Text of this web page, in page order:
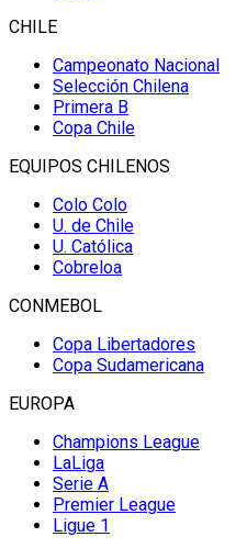
CHILE
Campeonato Nacional
Selección Chilena
Primera B
Copa Chile
EQUIPOS CHILENOS
Colo Colo
U. de Chile
U. Católica
Cobreloa
CONMEBOL
Copa Libertadores
Copa Sudamericana
EUROPA
Champions League
LaLiga
Serie A
Premier League
Ligue 1